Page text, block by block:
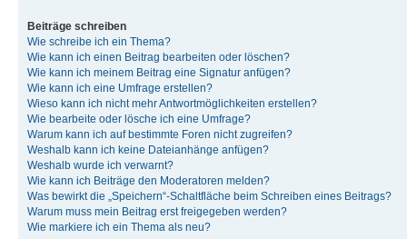
Beiträge schreiben
Wie schreibe ich ein Thema?
Wie kann ich einen Beitrag bearbeiten oder löschen?
Wie kann ich meinem Beitrag eine Signatur anfügen?
Wie kann ich eine Umfrage erstellen?
Wieso kann ich nicht mehr Antwortmöglichkeiten erstellen?
Wie bearbeite oder lösche ich eine Umfrage?
Warum kann ich auf bestimmte Foren nicht zugreifen?
Weshalb kann ich keine Dateianhänge anfügen?
Weshalb wurde ich verwarnt?
Wie kann ich Beiträge den Moderatoren melden?
Was bewirkt die „Speichern“-Schaltfläche beim Schreiben eines Beitrags?
Warum muss mein Beitrag erst freigegeben werden?
Wie markiere ich ein Thema als neu?